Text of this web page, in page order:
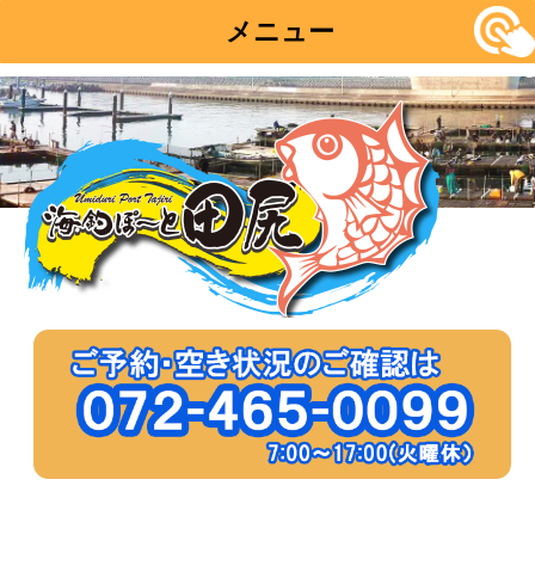
メニュー
コ
ン
テ
ン
ツ